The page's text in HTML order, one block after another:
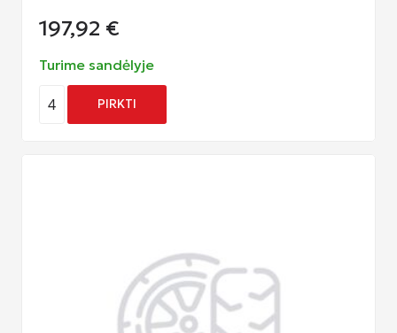
197,92 €
Turime sandėlyje
4 PIRKTI